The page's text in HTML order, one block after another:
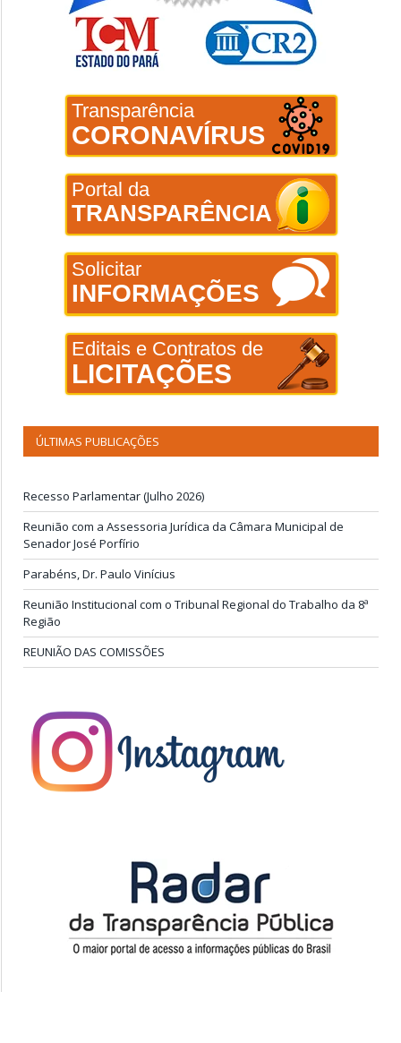
Transparência
CORONAVÍRUS
Portal da
TRANSPARÊNCIA
Solicitar
INFORMAÇÕES
Editais e Contratos de
LICITAÇÕES
ÚLTIMAS PUBLICAÇÕES
Recesso Parlamentar (Julho 2026)
Reunião com a Assessoria Jurídica da Câmara Municipal de
Senador José Porfírio
Parabéns, Dr. Paulo Vinícius
Reunião Institucional com o Tribunal Regional do Trabalho da 8ª
Região
REUNIÃO DAS COMISSÕES